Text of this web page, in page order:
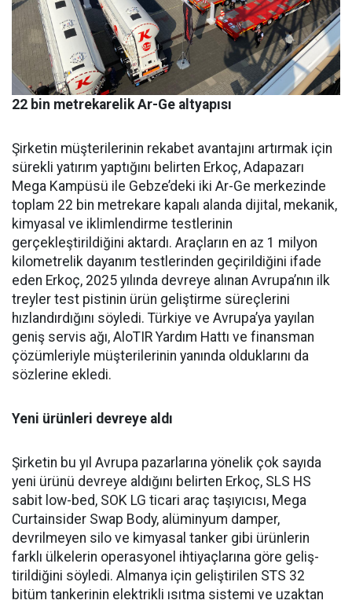
22 bin metrekarelik Ar-Ge altyapısı
Şirketin müşterilerinin reka­bet avantajını artırmak için
sü­rekli yatırım yaptığını belirten Erkoç, Adapazarı
Mega Kampü­sü ile Gebze’deki iki Ar-Ge mer­kezinde
toplam 22 bin metreka­re kapalı alanda dijital, mekanik,
kimyasal ve iklimlendirme test­lerinin
gerçekleştirildiğini ak­tardı. Araçların en az 1 milyon
kilometrelik dayanım testlerin­den geçirildiğini ifade
eden Er­koç, 2025 yılında devreye alınan Avrupa’nın ilk
treyler test pisti­nin ürün geliştirme süreçlerini
hızlandırdığını söyledi. Türkiye ve Avrupa’ya yayılan
geniş ser­vis ağı, AloTIR Yardım Hattı ve finansman
çözümleriyle müşte­rilerinin yanında olduklarını da
sözlerine ekledi.
Yeni ürünleri devreye aldı
Şirketin bu yıl Avrupa pazar­larına yönelik çok sayıda
yeni ürünü devreye aldığını belirten Erkoç, SLS HS
sabit low-bed, SOK LG ticari araç taşıyıcısı, Mega
Curtainsider Swap Body, alüminyum damper,
devrilme­yen silo ve kimyasal tanker gibi ürünlerin
farklı ülkelerin ope­rasyonel ihtiyaçlarına göre geliş­
tirildiğini söyledi. Almanya için geliştirilen STS 32
bitüm tan­kerinin elektrikli ısıtma siste­mi ve uzaktan